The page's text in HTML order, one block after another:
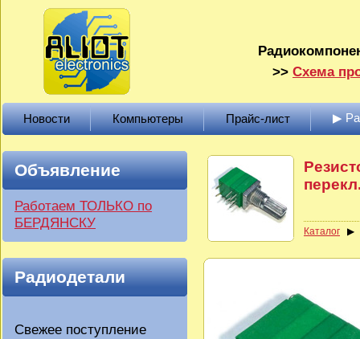
>> Схема
Новости Компьютеры Прайс-лист ▶
Объявление
Работаем ТОЛЬКО по
БЕРДЯНСКУ
Радиодетали
Свежее поступление
Каталог